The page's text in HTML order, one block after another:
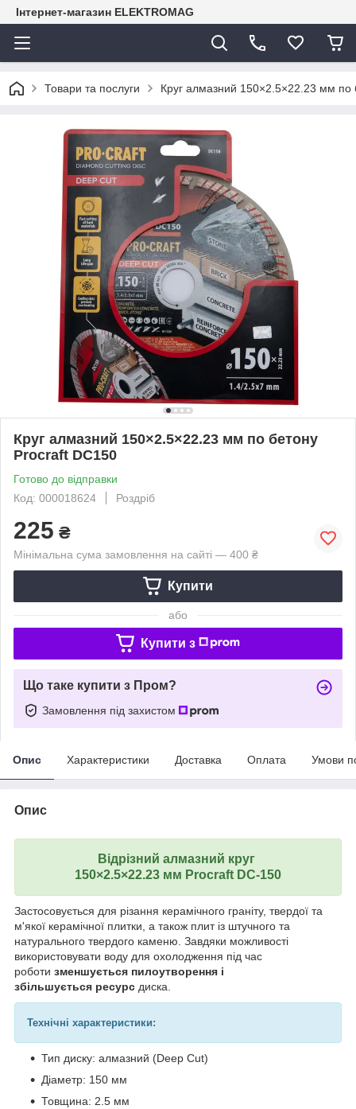
Інтернет-магазин ELEKTROMAG
Товари та послуги Круг алмазний 150×2.5×22.23 мм по
Круг алмазний 150×2.5×22.23 мм по бетону
Procraft DC150
Готово до відправки
Код: 000018624
Роздріб
225 ₴
Мінімальна сума замовлення на сайті — 400 ₴
Купити
або
Купити з
Що таке купити з Пром?
Замовлення під захистом
Опис Характеристики Доставка Оплата Умови
Опис
Відрізний алмазний круг
150×2.5×22.23 мм Procraft DC-150
Застосовується для різання керамічного граніту, твердої та
м'якої керамічної плитки, а також плит із штучного та
натурального твердого каменю. Завдяки можливості
використовувати воду для охолодження під час
роботи зменшується пилоутворення і
збільшується ресурс диска.
Технічні характеристики:
Тип диску: алмазний (Deep Cut)
Діаметр: 150 мм
Товщина: 2.5 мм